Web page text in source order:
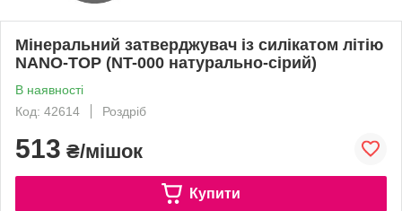
Мінеральний затверджувач із силікатом літію
NANO-TOP (NT-000 натурально-сірий)
В наявності
Код: 42614
Роздріб
513 ₴/мішок
Купити